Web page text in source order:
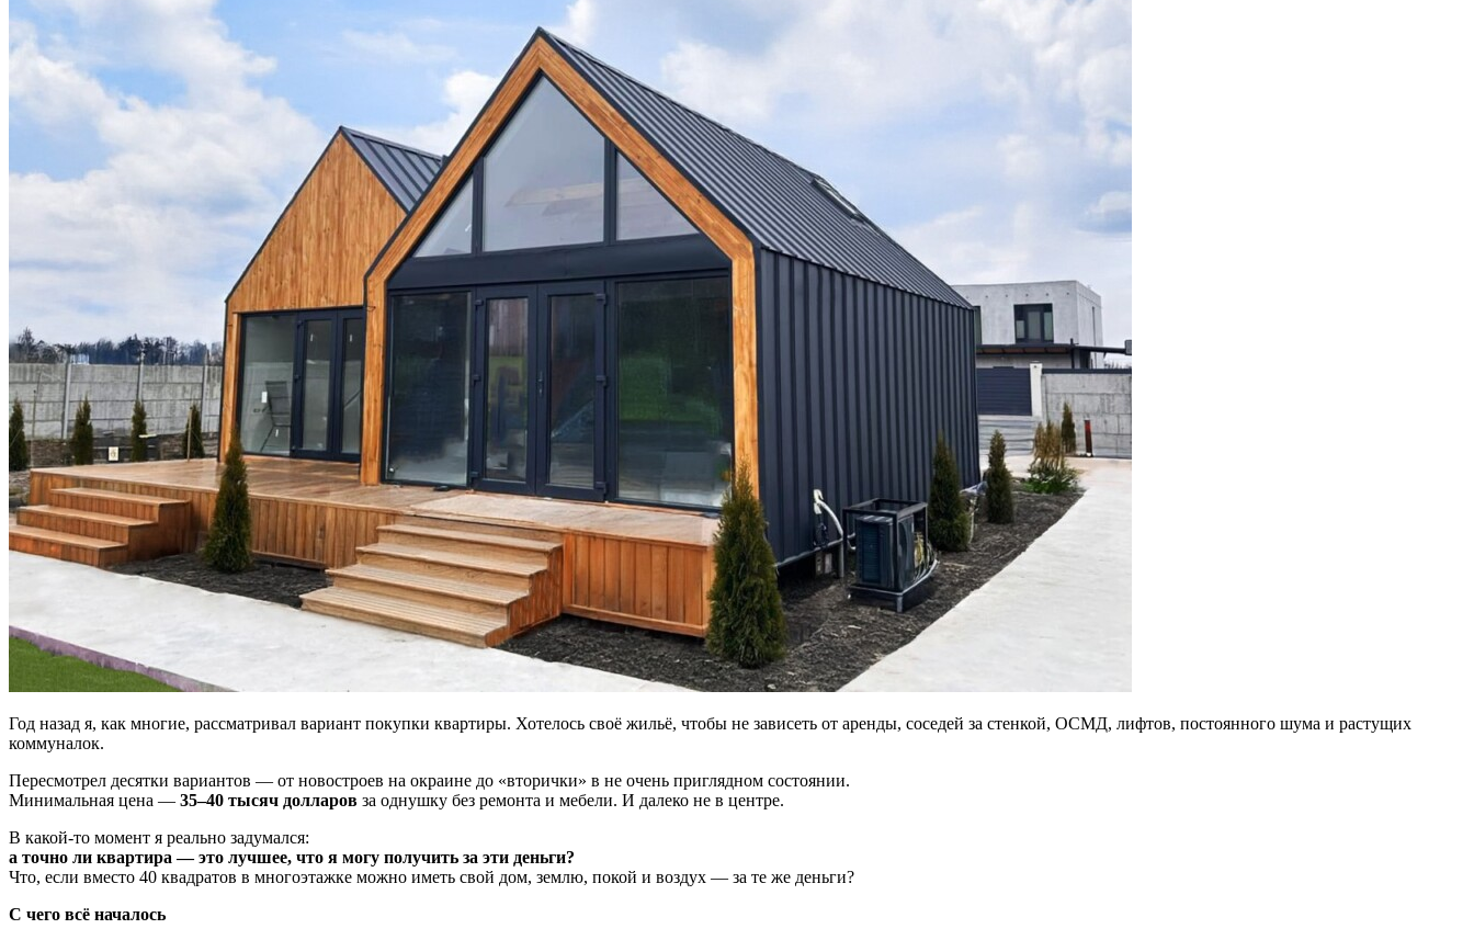
Год назад я, как многие, рассматривал вариант покупки квартиры. Хотелось своё жильё, чтобы не зависеть от аренды, соседей за стенкой, ОСМД, лифтов, постоянного шума и растущих
коммуналок.
Пересмотрел десятки вариантов — от новостроев на окраине до «вторички» в не очень приглядном состоянии.
Минимальная цена — 35–40 тысяч долларов за однушку без ремонта и мебели. И далеко не в центре.
В какой-то момент я реально задумался:
а точно ли квартира — это лучшее, что я могу получить за эти деньги?
Что, если вместо 40 квадратов в многоэтажке можно иметь свой дом, землю, покой и воздух — за те же деньги?
С чего всё началось